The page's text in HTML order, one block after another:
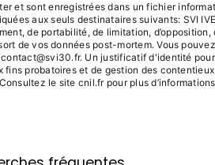
et sont enregistrées dans un fichier
aux seuls destinataires suivants: SVI
de portabilité, de limitation,
de vos données post-mortem. Vous
Un justificatif d'identité
probatoires et de gestion des
le site cnil.fr pour plus